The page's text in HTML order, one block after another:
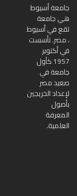
جامعة أسيوط
هي جامعة
تقع في أسيوط
، مصر. تأسست
في أكتوبر
1957 كأول
جامعة في
صعيد مصر
لإعداد الخريجين
بأصول
المعرفة
العلمية.